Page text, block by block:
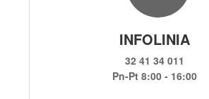
INFOLINIA
32 41 34 011
Pn-Pt 8:00 - 16:00